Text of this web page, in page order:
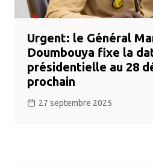
Urgent: le Général
Doumbouya fixe la
présidentielle au 28
prochain
27 septembre 2025